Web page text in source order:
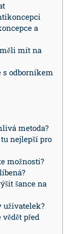
a
mít na
s odborníkem
metoda?
nejlepší pro
možnosti?
šance na
uživatelek?
před